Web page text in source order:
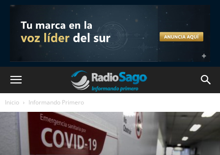
Inicio Informando Primero